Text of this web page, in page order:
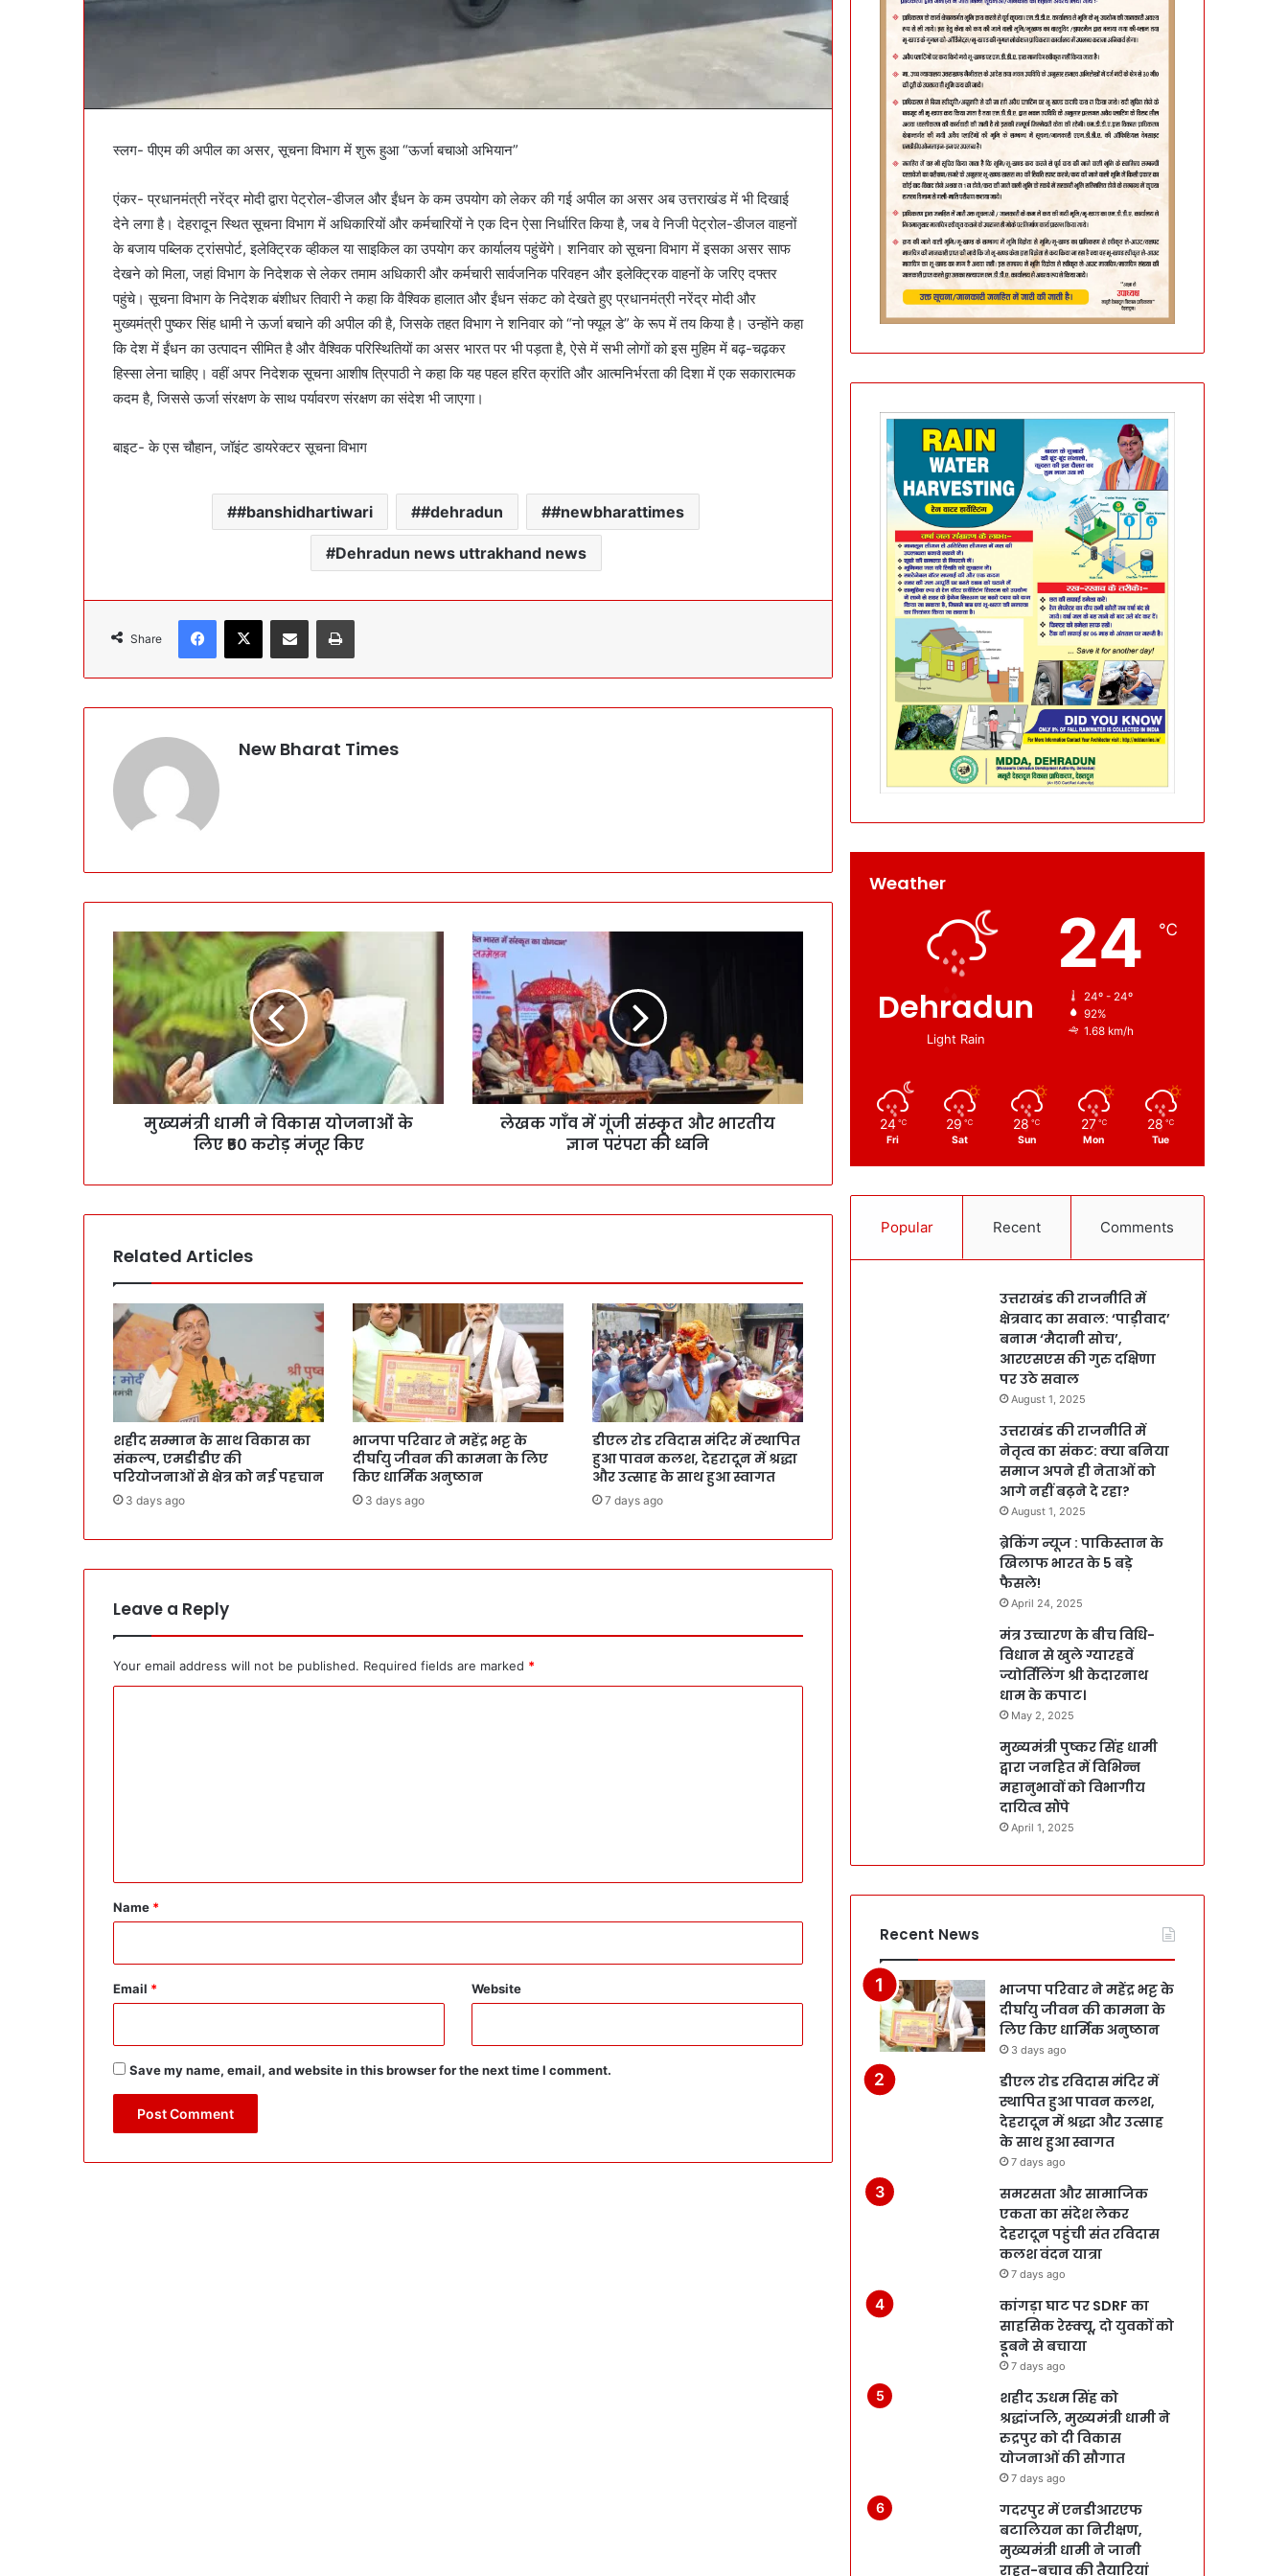
स्लग- पीएम की अपील का असर, सूचना विभाग में शुरू हुआ “ऊर्जा बचाओ अभियान”
एंकर- प्रधानमंत्री नरेंद्र मोदी द्वारा पेट्रोल-डीजल और ईंधन के कम उपयोग को लेकर की गई अपील का असर अब उत्तराखंड में भी दिखाई
देने लगा है। देहरादून स्थित सूचना विभाग में अधिकारियों और कर्मचारियों ने एक दिन ऐसा निर्धारित किया है, जब वे निजी पेट्रोल-डीजल वाहनों
के बजाय पब्लिक ट्रांसपोर्ट, इलेक्ट्रिक व्हीकल या साइकिल का उपयोग कर कार्यालय पहुंचेंगे। शनिवार को सूचना विभाग में इसका असर साफ
देखने को मिला, जहां विभाग के निदेशक से लेकर तमाम अधिकारी और कर्मचारी सार्वजनिक परिवहन और इलेक्ट्रिक वाहनों के जरिए दफ्तर
पहुंचे। सूचना विभाग के निदेशक बंशीधर तिवारी ने कहा कि वैश्विक हालात और ईंधन संकट को देखते हुए प्रधानमंत्री नरेंद्र मोदी और
मुख्यमंत्री पुष्कर सिंह धामी ने ऊर्जा बचाने की अपील की है, जिसके तहत विभाग ने शनिवार को “नो फ्यूल डे” के रूप में तय किया है। उन्होंने कहा
कि देश में ईंधन का उत्पादन सीमित है और वैश्विक परिस्थितियों का असर भारत पर भी पड़ता है, ऐसे में सभी लोगों को इस मुहिम में बढ़-चढ़कर
हिस्सा लेना चाहिए। वहीं अपर निदेशक सूचना आशीष त्रिपाठी ने कहा कि यह पहल हरित क्रांति और आत्मनिर्भरता की दिशा में एक सकारात्मक
कदम है, जिससे ऊर्जा संरक्षण के साथ पर्यावरण संरक्षण का संदेश भी जाएगा।
बाइट- के एस चौहान, जॉइंट डायरेक्टर सूचना विभाग
#banshidhartiwari #dehradun #newbharattimes
Dehradun news uttrakhand news
Share
New Bharat Times
मुख्यमंत्री धामी ने विकास योजनाओं के
लिए ₹50 करोड़ मंजूर किए
लेखक गाँव में गूंजी संस्कृत और भारतीय
ज्ञान परंपरा की ध्वनि
Related Articles
शहीद सम्मान के साथ विकास का
संकल्प, एमडीडीए की
परियोजनाओं से क्षेत्र को नई पहचान
3 days ago
भाजपा परिवार ने महेंद्र भट्ट के
दीर्घायु जीवन की कामना के लिए
किए धार्मिक अनुष्ठान
3 days ago
डीएल रोड रविदास मंदिर में स्थापित
हुआ पावन कलश, देहरादून में श्रद्धा
और उत्साह के साथ हुआ स्वागत
7 days ago
Leave a Reply
Your email address will not be published. Required fields are marked *
*
Name *
Email * Website
Save my name, email, and website in this browser for the next time I comment.
Weather
Dehradun
Light Rain
24 ℃
24º - 24º
92%
1.68 km/h
24 ℃
Fri
29 ℃
Sat
28 ℃
Sun
27 ℃
Mon
28 ℃
Tue
Popular Recent Comments
उत्तराखंड की राजनीति में
क्षेत्रवाद का सवाल: ‘पाड़ीवाद’
बनाम ‘मैदानी सोच’,
आरएसएस की गुरु दक्षिणा
पर उठे सवाल
August 1, 2025
उत्तराखंड की राजनीति में
नेतृत्व का संकट: क्या बनिया
समाज अपने ही नेताओं को
आगे नहीं बढ़ने दे रहा?
August 1, 2025
ब्रेकिंग न्यूज : पाकिस्तान के
खिलाफ भारत के 5 बड़े
फैसले!
April 24, 2025
मंत्र उच्चारण के बीच विधि-
विधान से खुले ग्यारहवें
ज्योर्तिलिंग श्री केदारनाथ
धाम के कपाट।
May 2, 2025
मुख्यमंत्री पुष्कर सिंह धामी
द्वारा जनहित में विभिन्न
महानुभावों को विभागीय
दायित्व सौंपे
April 1, 2025
Recent News
भाजपा परिवार ने महेंद्र भट्ट के
दीर्घायु जीवन की कामना के
लिए किए धार्मिक अनुष्ठान
3 days ago
डीएल रोड रविदास मंदिर में
स्थापित हुआ पावन कलश,
देहरादून में श्रद्धा और उत्साह
के साथ हुआ स्वागत
7 days ago
समरसता और सामाजिक
एकता का संदेश लेकर
देहरादून पहुंची संत रविदास
कलश वंदन यात्रा
7 days ago
कांगड़ा घाट पर SDRF का
साहसिक रेस्क्यू, दो युवकों को
डूबने से बचाया
7 days ago
शहीद ऊधम सिंह को
श्रद्धांजलि, मुख्यमंत्री धामी ने
रुद्रपुर को दी विकास
योजनाओं की सौगात
7 days ago
गदरपुर में एनडीआरएफ
बटालियन का निरीक्षण,
मुख्यमंत्री धामी ने जानी
राहत-बचाव की तैयारियां